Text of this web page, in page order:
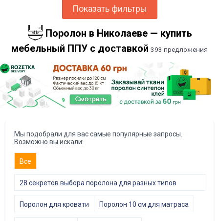
Показать фильтры
Поролон в Николаеве — купить
мебельный ППУ с доставкой 393 предложения
Мы подобрали для вас самые популярные запросы.
Возможно вы искали:
Все
28 секретов выбора поролона для разных типов
Поролон для кровати Поролон 10 см для матраса